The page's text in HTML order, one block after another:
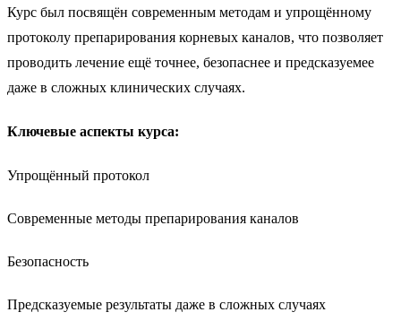
Курс был посвящён современным методам и упрощённому
протоколу препарирования корневых каналов, что позволяет
проводить лечение ещё точнее, безопаснее и предсказуемее
даже в сложных клинических случаях.
Ключевые аспекты курса:
Упрощённый протокол
Современные методы препарирования каналов
Безопасность
Предсказуемые результаты даже в сложных случаях